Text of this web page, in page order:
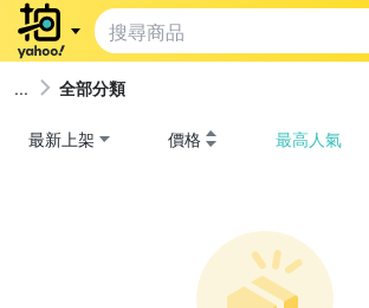
全部分類
最新上架 價格 最高人氣